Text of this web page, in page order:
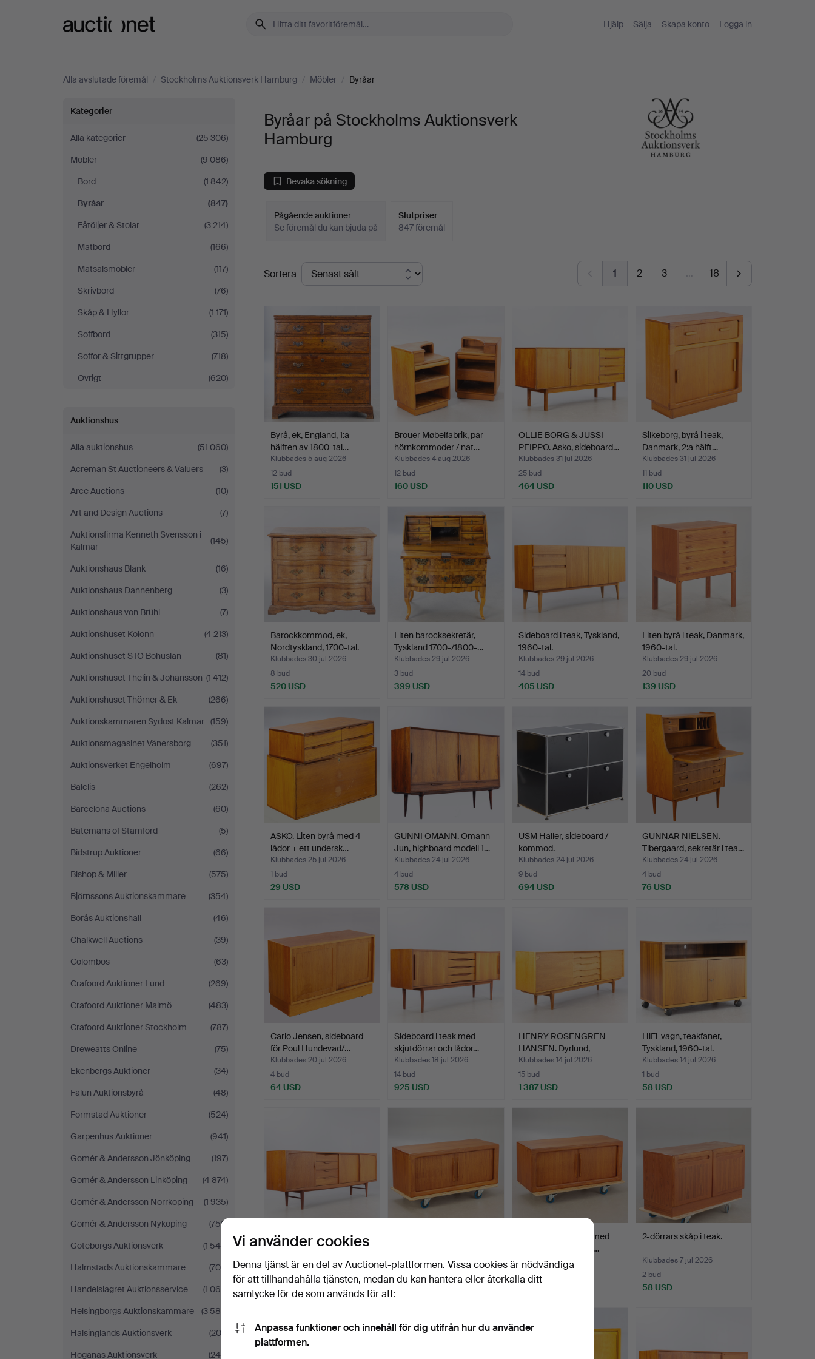
Hjälp Sälja Skapa konto Logga in
Alla avslutade föremål / Stockholms Auktionsverk Hamburg / Möbler / Byråar
Byråar
på
Stockholms
Auktionsverk
Hamburg
Kategorier
Alla kategorier
(25 306)
Möbler
(9 086)
Bord
(1 842)
Byråar
(847)
Fåtöljer & Stolar
(3 214)
Matbord
(166)
Matsalsmöbler
(117)
Skrivbord
(76)
Skåp & Hyllor
(1 171)
Soffbord
(315)
Soffor & Sittgrupper
(718)
Övrigt
(620)
Auktionshus
Alla auktionshus
(51 060)
Acreman St Auctioneers & Valuers
(3)
Arce Auctions
(10)
Art and Design Auctions
(7)
Auktionsfirma Kenneth Svensson i
Kalmar
(145)
Auktionshaus Blank
(16)
Auktionshaus Dannenberg
(3)
Auktionshaus von Brühl
(7)
Auktionshuset Kolonn
(4 213)
Auktionshuset STO Bohuslän
(81)
Auktionshuset Thelin & Johansson (1 412)
Auktionshuset Thörner & Ek
(266)
Auktionskammaren Sydost Kalmar (159)
Auktionsmagasinet Vänersborg
(351)
Auktionsverket Engelholm
(697)
Balclis
(262)
Barcelona Auctions
(60)
Batemans of Stamford
(5)
Bidstrup Auktioner
(66)
Bishop & Miller
(575)
Björnssons Auktionskammare
(354)
Borås Auktionshall
(46)
Chalkwell Auctions
(39)
Colombos
(63)
Crafoord Auktioner Lund
(269)
Crafoord Auktioner Malmö
(483)
Crafoord Auktioner Stockholm
(787)
Dreweatts Online
(75)
Ekenbergs Auktioner
(34)
Falun Auktionsbyrå
(48)
Formstad Auktioner
(524)
Garpenhus Auktioner
(941)
Gomér & Andersson Jönköping
(197)
Gomér & Andersson Linköping
(4 874)
Gomér & Andersson Norrköping
(1 935)
Gomér & Andersson Nyköping
(750)
Göteborgs Auktionsverk
(1 545)
Halmstads Auktionskammare
(704)
Handelslagret Auktionsservice
(1 065)
Helsingborgs Auktionskammare
(3 584)
Hälsinglands Auktionsverk
(202)
Höganäs Auktionsverk
(244)
Byråar på Stockholms Auktionsverk
Hamburg
Bevaka sökning
Pågående auktioner
Se föremål du kan bjuda på
Slutpriser
847 föremål
Slutpriser
Sortera 1 2 3 … 18
Byrå, ek, England, 1:a
hälften av 1800-tal…
Klubbades 5 aug 2026
12 bud
151 USD
Brouer Møbelfabrik, par
hörnkommoder / nat…
Klubbades 4 aug 2026
12 bud
160 USD
OLLIE BORG & JUSSI
PEIPPO. Asko, sideboard…
Klubbades 31 jul 2026
25 bud
464 USD
Silkeborg, byrå i teak,
Danmark, 2:a hälft…
Klubbades 31 jul 2026
11 bud
110 USD
Barockkommod, ek,
Nordtyskland, 1700-tal.
Klubbades 30 jul 2026
8 bud
520 USD
Liten barocksekretär,
Tyskland 1700-/1800-…
Klubbades 29 jul 2026
3 bud
399 USD
Sideboard i teak, Tyskland,
1960-tal.
Klubbades 29 jul 2026
14 bud
405 USD
Liten byrå i teak, Danmark,
1960-tal.
Klubbades 29 jul 2026
20 bud
139 USD
ASKO. Liten byrå med 4
lådor + ett undersk…
Klubbades 25 jul 2026
1 bud
29 USD
GUNNI OMANN. Omann
Jun, highboard modell 1…
Klubbades 24 jul 2026
4 bud
578 USD
USM Haller, sideboard /
kommod.
Klubbades 24 jul 2026
9 bud
694 USD
GUNNAR NIELSEN.
Tibergaard, sekretär i tea…
Klubbades 24 jul 2026
4 bud
76 USD
Carlo Jensen, sideboard
för Poul Hundevad/…
Klubbades 20 jul 2026
4 bud
64 USD
Sideboard i teak med
skjutdörrar och lådor…
Klubbades 18 jul 2026
14 bud
925 USD
HENRY ROSENGREN
HANSEN. Dyrlund,
sideboard…
Klubbades 14 jul 2026
15 bud
1 387 USD
HiFi-vagn, teakfaner,
Tyskland, 1960-tal.
Klubbades 14 jul 2026
1 bud
58 USD
HEINRICH RIESTENPATT.
RT Möbel, sideboard …
Klubbades 13 jul 2026
6 bud
1 098 USD
Klubbades 10 jul 2026
5 bud
Dyrlund, sideboard med
jalusidörrar, Danma…
Klubbades 10 jul 2026
9 bud
2-dörrars skåp i teak.
Klubbades 7 jul 2026
2 bud
58 USD
Vi använder cookies
Denna tjänst är en del av Auctionet-plattformen. Vissa cookies är nödvändiga
för att tillhandahålla tjänsten, medan du kan hantera eller återkalla ditt
samtycke för de som används för att:
Anpassa funktioner och innehåll för dig utifrån hur du använder
plattformen.